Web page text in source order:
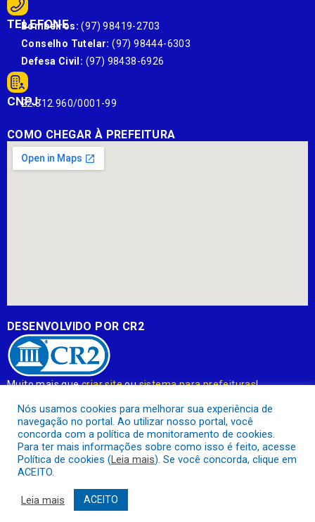
TELEFONE
Bombeiros: (97) 98419-2703
Conselho Tutelar: (97) 98444-6303
Defesa Civil: (97) 98438-6926
CNPJ:
22.812.960/0001-99
COMO CHEGAR À PREFEITURA
DESENVOLVIDO POR CR2
Muito mais quecriar siteousistema para prefeituras!
contrato que todas as exigências das leis de transparência
públicaserão atendidas.
Conheça oPNTPe o Radar da Transparência Pública
Nós usamos cookies para melhorar sua experiência de
navegação no portal. Ao utilizar nosso portal, você
concorda com a política de monitoramento de cookies.
Para ter mais informações sobre como isso é feito, acesse
Política de cookies (Leia mais). Se você concorda, clique em
ACEITO.
Leia mais ACEITO